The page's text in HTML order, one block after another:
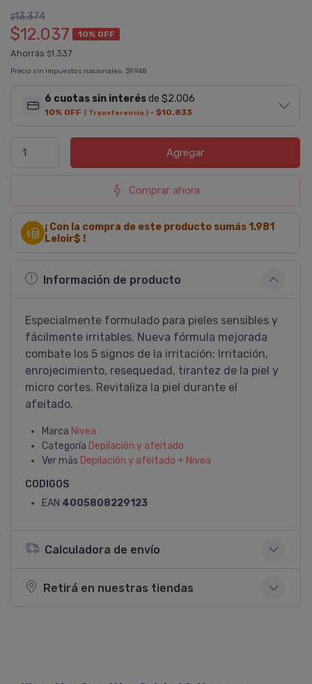
$13.374
$12.037 10% OFF
Ahorrás $1.337
Precio sin impuestos nacionales: $9.948
6 cuotas sin interésde $2.006
10% OFF ( Transferencia ) · $10.833
Agregar
Comprar ahora
¡ Con la compra de este producto sumás 1.981
Leloir$ !
Información de producto
Especialmente formulado para pieles sensibles y
fácilmente irritables. Nueva fórmula mejorada
combate los 5 signos de la irritación: Irritación,
enrojecimiento, resequedad, tirantez de la piel y
micro cortes. Revitaliza la piel durante el
afeitado.
Marca Nivea
Categoría Depilación y afeitado
Ver más Depilación y afeitado + Nivea
CODIGOS
EAN 4005808229123
Calculadora de envío
Retirá en nuestras tiendas